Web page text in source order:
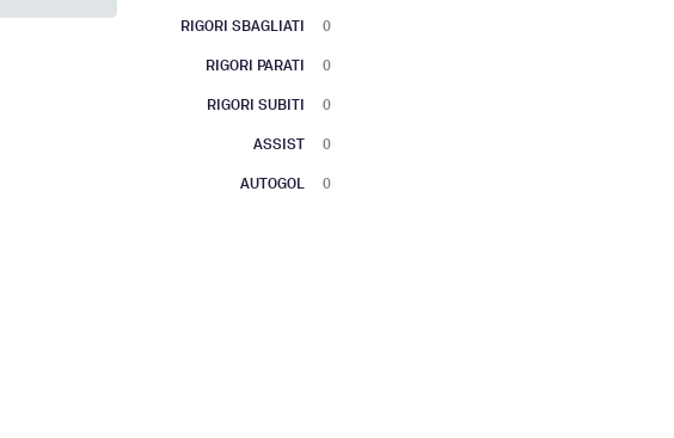
RIGORI SBAGLIATI 0
RIGORI PARATI 0
RIGORI SUBITI 0
ASSIST 0
AUTOGOL 0